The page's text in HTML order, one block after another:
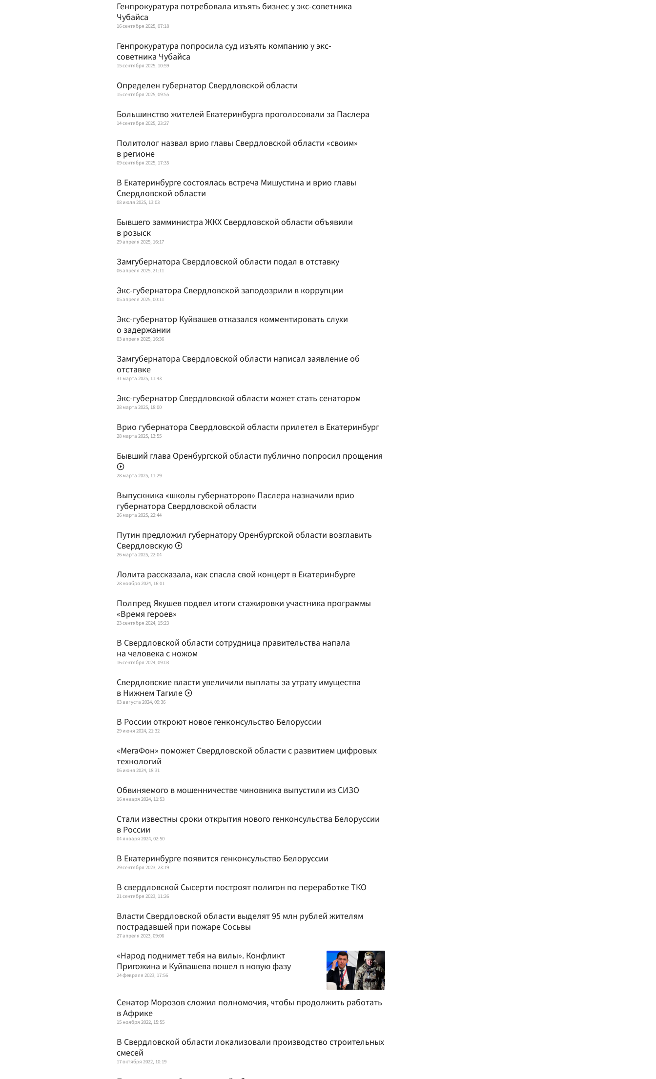
Генпрокуратура потребовала изъять бизнес у экс-советника
Чубайса
16 сентября 2025, 07:18
Генпрокуратура попросила суд изъять компанию у экс-
советника Чубайса
15 сентября 2025, 10:59
Определен губернатор Свердловской области
15 сентября 2025, 09:55
Большинство жителей Екатеринбурга проголосовали за Паслера
14 сентября 2025, 23:27
Политолог назвал врио главы Свердловской области «своим»
в регионе
09 сентября 2025, 17:35
В Екатеринбурге состоялась встреча Мишустина и врио главы
Свердловской области
08 июля 2025, 13:03
Бывшего замминистра ЖКХ Свердловской области объявили
в розыск
29 апреля 2025, 16:17
Замгубернатора Свердловской области подал в отставку
06 апреля 2025, 21:11
Экс-губернатора Свердловской заподозрили в коррупции
05 апреля 2025, 00:11
Экс-губернатор Куйвашев отказался комментировать слухи
о задержании
03 апреля 2025, 16:36
Замгубернатора Свердловской области написал заявление об
отставке
31 марта 2025, 11:43
Экс-губернатор Свердловской области может стать сенатором
28 марта 2025, 18:00
Врио губернатора Свердловской области прилетел в Екатеринбург
28 марта 2025, 13:55
Бывший глава Оренбургской области публично попросил прощения
28 марта 2025, 11:29
Выпускника «школы губернаторов» Паслера назначили врио
губернатора Свердловской области
26 марта 2025, 22:44
Путин предложил губернатору Оренбургской области возглавить
Свердловскую
26 марта 2025, 22:04
Лолита рассказала, как спасла свой концерт в Екатеринбурге
28 ноября 2024, 16:01
Полпред Якушев подвел итоги стажировки участника программы
«Время героев»
23 сентября 2024, 15:23
В Свердловской области сотрудница правительства напала
на человека с ножом
16 сентября 2024, 09:03
Свердловские власти увеличили выплаты за утрату имущества
в Нижнем Тагиле
03 августа 2024, 09:36
В России откроют новое генконсульство Белоруссии
29 июня 2024, 21:32
«МегаФон» поможет Свердловской области с развитием цифровых
технологий
06 июня 2024, 18:31
Обвиняемого в мошенничестве чиновника выпустили из СИЗО
16 января 2024, 11:53
Стали известны сроки открытия нового генконсульства Белоруссии
в России
04 января 2024, 02:50
В Екатеринбурге появится генконсульство Белоруссии
29 сентября 2023, 23:19
В свердловской Сысерти построят полигон по переработке ТКО
21 сентября 2023, 11:26
Власти Свердловской области выделят 95 млн рублей жителям
пострадавшей при пожаре Сосьвы
27 апреля 2023, 09:06
«Народ поднимет тебя на вилы». Конфликт
Пригожина и Куйвашева вошел в новую фазу
24 февраля 2023, 17:56
Сенатор Морозов сложил полномочия, чтобы продолжить работать
в Африке
15 ноября 2022, 15:55
В Свердловской области локализовали производство строительных
смесей
17 октября 2022, 10:19